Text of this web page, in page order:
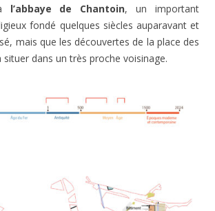
l’abbaye de Chantoin, un important
fondé quelques siècles auparavant et
mais que les découvertes de la place des
dans un très proche voisinage.